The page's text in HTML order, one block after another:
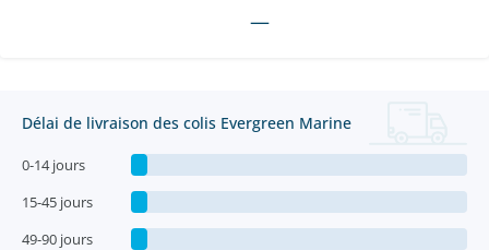
—
Délai de livraison des colis Evergreen Marine
0-14 jours
15-45 jours
49-90 jours